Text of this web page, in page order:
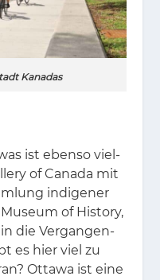
Kanadas
ist eben­so viel­
of Ca­na­da mit
in­di­ge­ner
of His­to­ry,
die Ver­gan­gen­
es hier viel zu
Ot­ta­wa ist eine